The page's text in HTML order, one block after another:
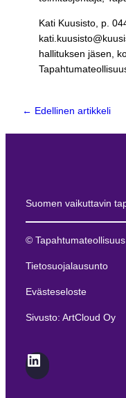
Kati Kuusisto, p.
hallituksen jäsen,
← Edellinen artikkeli
Suomen vaikuttavin
©
Tietosuojalausunto
Evästeseloste
Sivusto: ArtCloud Oy
LinkedIn